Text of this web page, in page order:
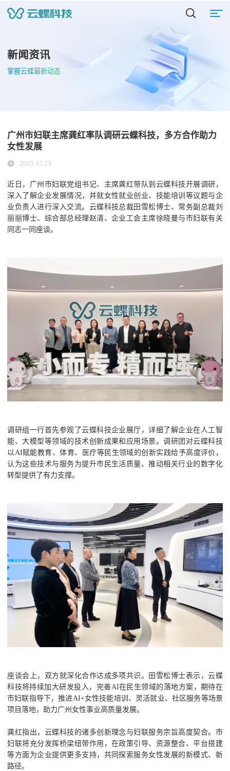
新闻资讯
掌握云蝶最新动态
广州市妇联主席龚红率队调研云蝶科技，多方合作助力
女性发展
2025.12.23
近日，广州市妇联党组书记、主席龚红带队到云蝶科技开展调研，
深入了解企业发展情况，并就女性就业创业、技能培训等议题与企
业负责人进行深入交流。云蝶科技总裁田雪松博士、常务副总裁刘
丽丽博士、综合部总经理赵清、企业工会主席徐晓曼与市妇联有关
同志一同座谈。
调研组一行首先参观了云蝶科技企业展厅，详细了解企业在人工智
能、大模型等领域的技术创新成果和应用场景。调研团对云蝶科技
以AI赋能教育、体育、医疗等民生领域的创新实践给予高度评价，
认为这些技术与服务为提升市民生活质量、推动相关行业的数字化
转型提供了有力支撑。
座谈会上，双方就深化合作达成多项共识。田雪松博士表示，云蝶
科技将持续加大研发投入，完善AI在民生领域的落地方案，期待在
市妇联指导下，推进AI+女性技能培训、灵活就业、社区服务等场景
项目落地，助力广州女性事业高质量发展。
龚红指出，云蝶科技的诸多创新理念与妇联服务宗旨高度契合。市
妇联将充分发挥桥梁纽带作用，在政策引导、资源整合、平台搭建
等方面为企业提供更多支持，共同探索服务女性发展的新模式、新
路径。